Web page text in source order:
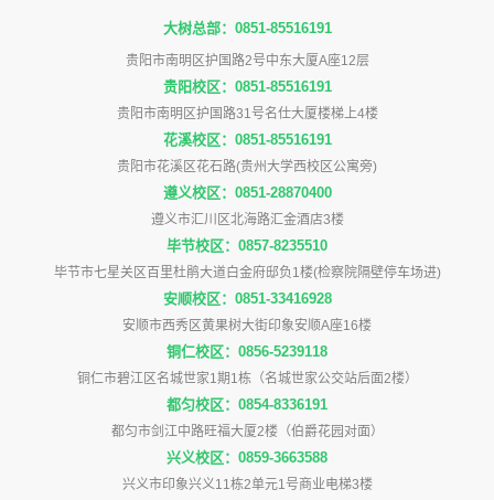
大树总部：0851-85516191
贵阳市南明区护国路2号中东大厦A座12层
贵阳校区：0851-85516191
贵阳市南明区护国路31号名仕大厦楼梯上4楼
花溪校区：0851-85516191
贵阳市花溪区花石路(贵州大学西校区公寓旁)
遵义校区：0851-28870400
遵义市汇川区北海路汇金酒店3楼
毕节校区：0857-8235510
毕节市七星关区百里杜鹃大道白金府邸负1楼(检察院隔壁停车场进)
安顺校区：0851-33416928
安顺市西秀区黄果树大街印象安顺A座16楼
铜仁校区：0856-5239118
铜仁市碧江区名城世家1期1栋（名城世家公交站后面2楼）
都匀校区：0854-8336191
都匀市剑江中路旺福大厦2楼（伯爵花园对面）
兴义校区：0859-3663588
兴义市印象兴义11栋2单元1号商业电梯3楼